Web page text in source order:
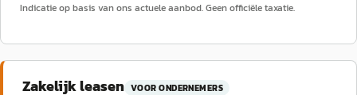
Indicatie op basis van ons actuele aanbod. Geen officiële taxatie.
Zakelijk leasen VOOR ONDERNEMERS